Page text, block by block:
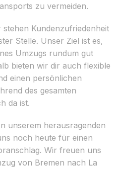
zu vermeiden.
Kundenzufriedenheit
Stelle. Unser Ziel ist es,
Umzugs rundum gut
bieten wir dir auch flexible
einen persönlichen
des gesamten
da ist.
unserem herausragenden
noch heute für einen
Wir freuen uns
von Bremen nach La